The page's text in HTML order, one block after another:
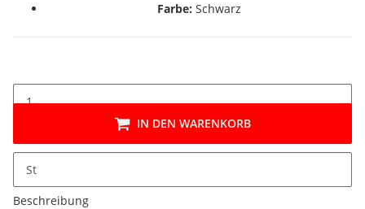
Farbe: Schwarz
St
IN DEN WARENKORB
Beschreibung